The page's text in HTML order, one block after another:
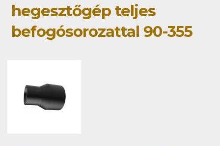
hegesztőgép teljes
befogósorozattal 90-355